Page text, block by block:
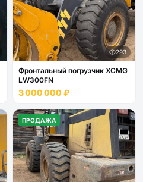
293
Фронтальный погрузчик XCMG
LW300FN
3 000 000 ₽
ПРОДАЖА